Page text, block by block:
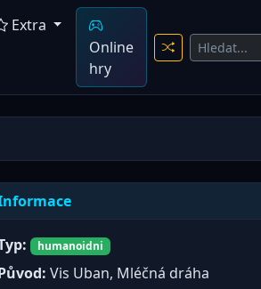
Extra
Online
hry
humanoidni
Vis Uban, Mléčná dráha